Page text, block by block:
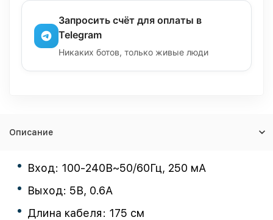
Запросить счёт для оплаты в
Telegram
Никаких ботов, только живые люди
Описание
Вход: 100-240В~50/60Гц, 250 мА
Выход: 5В, 0.6А
Длина кабеля: 175 см